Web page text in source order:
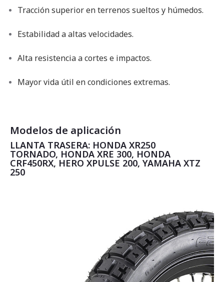
Tracción superior en terrenos sueltos y húmedos.
Estabilidad a altas velocidades.
Alta resistencia a cortes e impactos.
Mayor vida útil en condiciones extremas.
Modelos de aplicación
LLANTA TRASERA: HONDA XR250
TORNADO, HONDA XRE 300, HONDA
CRF450RX, HERO XPULSE 200, YAMAHA XTZ
250